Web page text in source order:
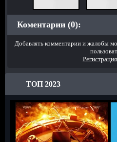
Коментарии (0):
Добавлять комментарии и жалобы
Регистрация
ТОП 2023